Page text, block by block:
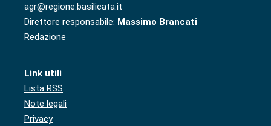
agr@regione.basilicata.it
Direttore responsabile: Massimo Brancati
Redazione
Link utili
Lista RSS
Note legali
Privacy